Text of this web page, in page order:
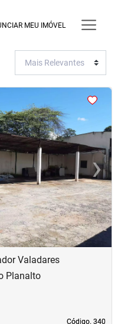
MEU IMÓVEL
›Next
Valadares
Código. 340
Código. 340
Planalto